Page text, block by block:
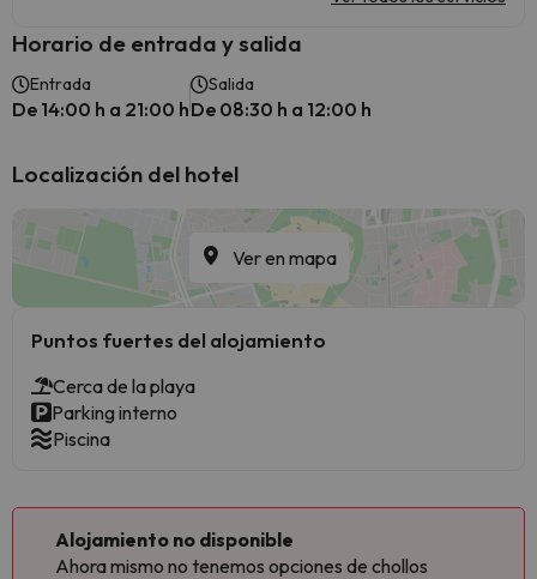
Horario de entrada y salida
Entrada
De 14:00 h a 21:00 h
Salida
De 08:30 h a 12:00 h
Localización del hotel
Ver en mapa
Puntos fuertes del alojamiento
Cerca de la playa
Parking interno
Piscina
Alojamiento no disponible
Ahora mismo no tenemos opciones de chollos